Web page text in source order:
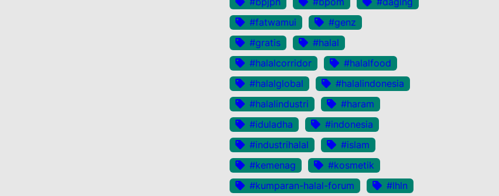
#fatwamui
#genz
#gratis
#halal
#halalcorridor
#halalfood
#halalglobal
#halalindonesia
#halalindustri
#haram
#iduladha
#indonesia
#industrihalal
#islam
#kemenag
#kosmetik
#kumparan-halal-forum
#lhln